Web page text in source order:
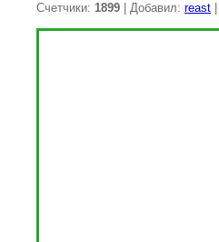
Счетчики: 1899 Добавил: reast